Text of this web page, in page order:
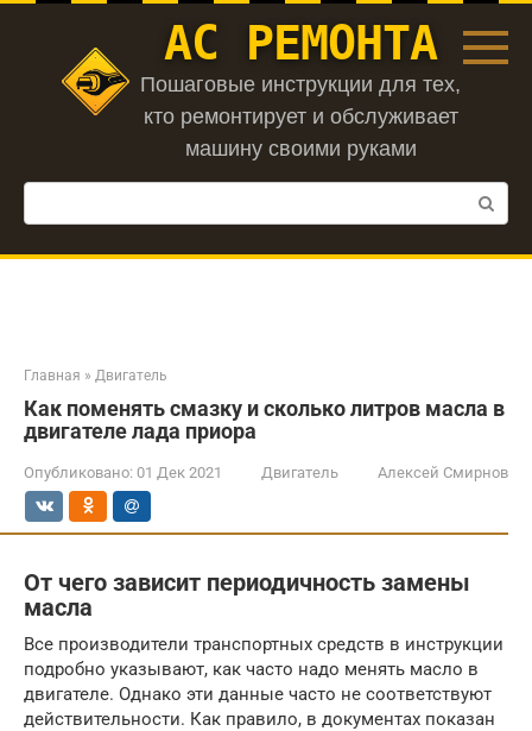
Перейти
АС РЕМОНТА
Пошаговые инструкции для тех,
кто ремонтирует и обслуживает
машину своими руками
Поиск:
Главная » Двигатель
Как поменять смазку и сколько литров масла в
двигателе лада приора
Опубликовано: 01 Дек 2021 Двигатель Алексей Смирнов
От чего зависит периодичность замены
масла
Все производители транспортных средств в инструкции
подробно указывают, как часто надо менять масло в
двигателе. Однако эти данные часто не соответствуют
действительности. Как правило, в документах показан